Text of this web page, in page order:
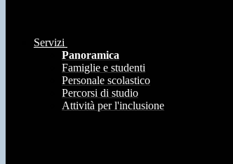
Servizi
Panoramica
Famiglie e studenti
Personale scolastico
Percorsi di studio
Attività per l'inclusione